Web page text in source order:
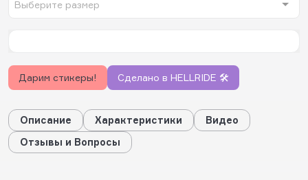
Выберите размер
Дарим стикеры! Сделано в HELLRIDE 🛠️
Описание Характеристики
Видео
Отзывы и Вопросы